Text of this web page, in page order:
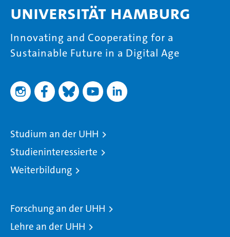
Universität Hamburg
Innovating and Cooperating for a
Sustainable Future in a Digital Age
Studium an der UHH
Studieninteressierte
Weiterbildung
Forschung an der UHH
Lehre an der UHH